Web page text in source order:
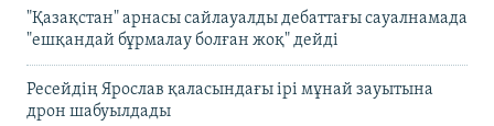
"Қазақстан" арнасы сайлауалды дебаттағы сауалнамада
"ешқандай бұрмалау болған жоқ" дейді
Ресейдің Ярослав қаласындағы ірі мұнай зауытына
дрон шабуылдады